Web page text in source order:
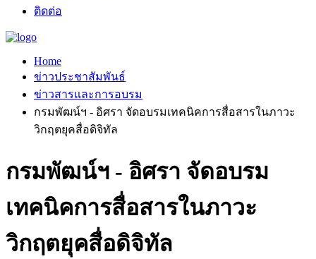
ติดต่อ
Home
ข่าวประชาสัมพันธ์
ข่าวสารและการอบรม
กรมพัฒน์ฯ - อิศรา จัดอบรมเทคนิคการสื่อสารในภาวะ
วิกฤตยุคสื่อดิจิทัล
กรมพัฒน์ฯ - อิศรา จัดอบรม
เทคนิคการสื่อสารในภาวะ
วิกฤตยุคสื่อดิจิทัล